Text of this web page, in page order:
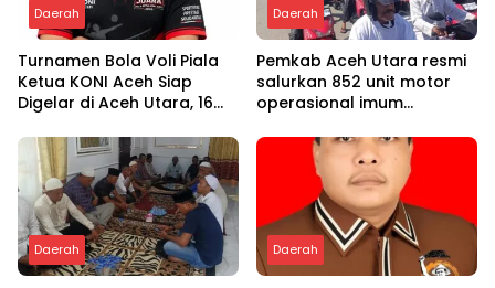
Daerah
Turnamen Bola Voli Piala
Ketua KONI Aceh Siap
Digelar di Aceh Utara, 16
Ambil Bagian
Daerah
Pemkab Aceh Utara resmi
salurkan 852 unit motor
operasional imum
Daerah Daerah